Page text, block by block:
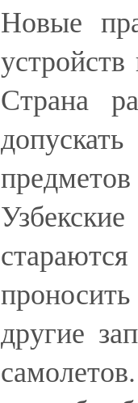
Новые
Страна
другие